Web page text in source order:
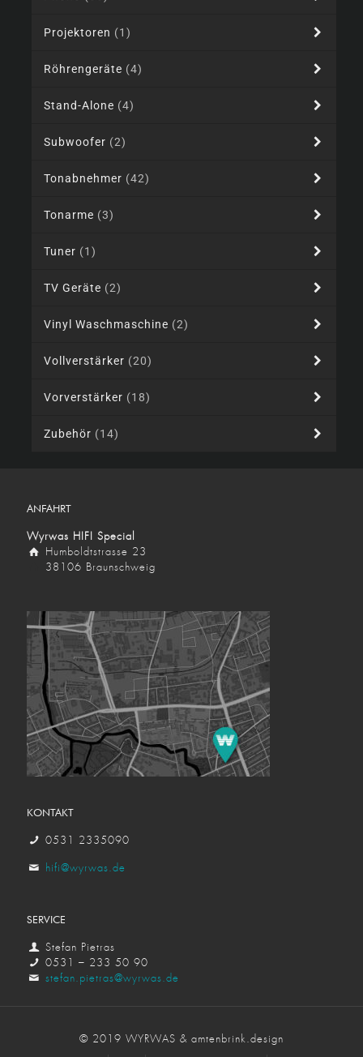
Projektoren (1)
Röhrengeräte (4)
Stand-Alone (4)
Subwoofer (2)
Tonabnehmer (42)
Tonarme (3)
Tuner (1)
TV Geräte (2)
Vinyl Waschmaschine (2)
Vollverstärker (20)
Vorverstärker (18)
Zubehör (14)
ANFAHRT
Wyrwas HIFI Special
Humboldtstrasse 23
38106 Braunschweig
KONTAKT
0531 2335090
hifi@wyrwas.de
SERVICE
Stefan Pietras
0531 – 233 50 90
stefan.pietras@wyrwas.de
© 2019 WYRWAS & amtenbrink.design